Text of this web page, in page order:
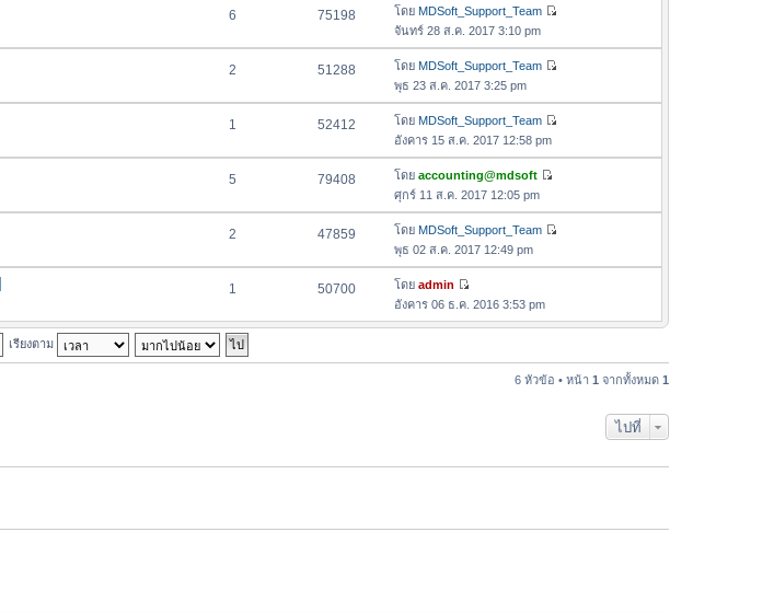
6 75198 โดย MDSoft_Support_Team
ข้
ว
ล่
จันทร์ 28 ส.ค. 2017 3:10 pm
2 51288 โดย MDSoft_Support_Team
ข้
ว
ล่
พุธ 23 ส.ค. 2017 3:25 pm
1 52412 โดย MDSoft_Support_Team
ข้
ว
ล่
ด
อังคาร 15 ส.ค. 2017 12:58 pm
5 79408 โดย accounting@mdsoft
ข้
อ
ว
ล่
สุ
ด
ศุกร์ 11 ส.ค. 2017 12:05 pm
2 47859 โดย MDSoft_Support_Team
ข้
ว
ม
ล่
พุธ 02 ส.ค. 2017 12:49 pm
1 50700 โดย admin
ดู
ข้
อังคาร 06 ธ.ค. 2016 3:53 pm
เรียงตาม
6 หัวข้อ • หน้า 1 จากทั้งหมด 1
ไปที่